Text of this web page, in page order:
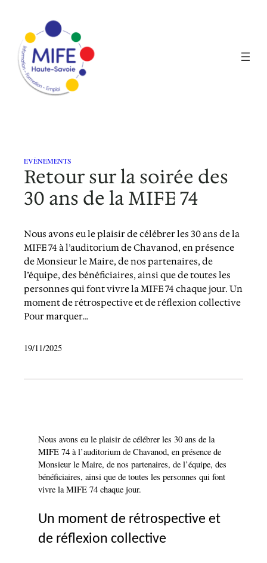
contenu
EVÈNEMENTS
Retour sur la soirée des
30 ans de la MIFE 74
Nous avons eu le plaisir de célébrer les 30 ans de la
MIFE 74 à l’auditorium de Chavanod, en présence
de Monsieur le Maire, de nos partenaires, de
l’équipe, des bénéficiaires, ainsi que de toutes les
personnes qui font vivre la MIFE 74 chaque jour. Un
moment de rétrospective et de réflexion collective
Pour marquer…
19/11/2025
Nous avons eu le plaisir de célébrer les 30 ans de la
MIFE 74 à l’auditorium de Chavanod, en présence de
Monsieur le Maire, de nos partenaires, de l’équipe, des
bénéficiaires, ainsi que de toutes les personnes qui font
vivre la MIFE 74 chaque jour.
Un moment de rétrospective et
de réflexion collective